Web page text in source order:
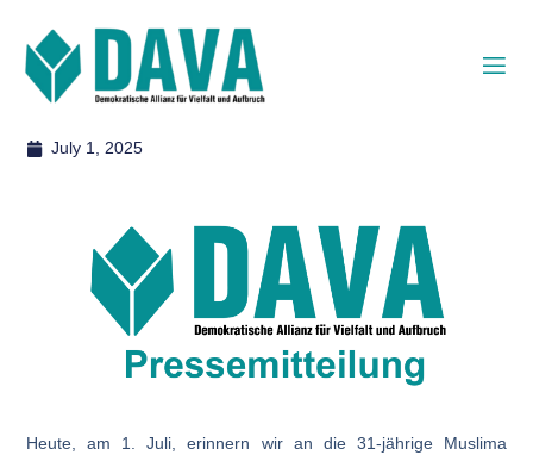
July 1, 2025
Heute, am 1. Juli, erinnern wir an die 31-jährige Muslima